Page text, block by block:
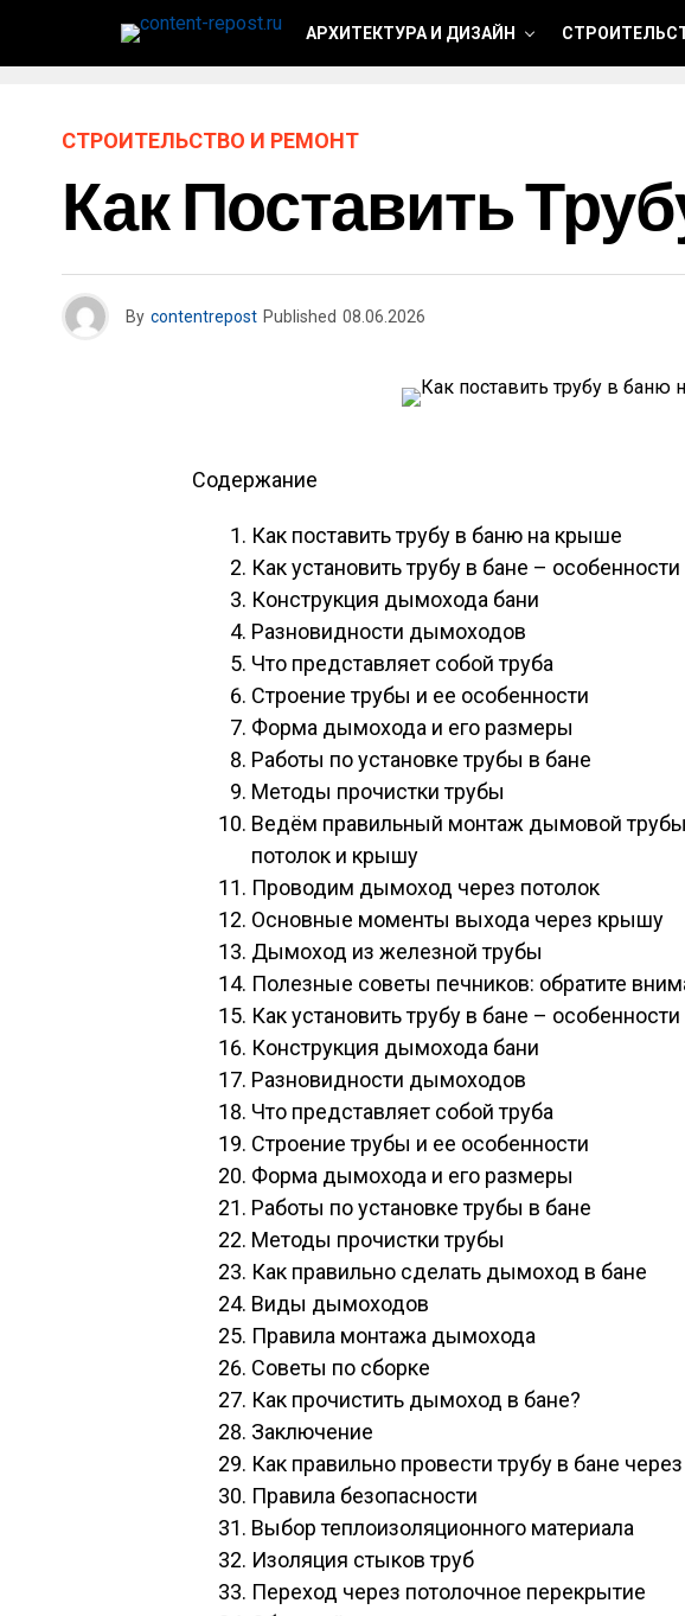
АРХИТЕКТУРА И ДИЗАЙН
СТРОИТЕЛЬСТВО И РЕМОНТ
Как Поставить
By contentrepost Published 08.06.2026
Содержание
Как поставить трубу в баню на крыше
Как установить трубу в бане –
Конструкция дымохода бани
Разновидности дымоходов
Что представляет собой труба
Строение трубы и ее особенности
Форма дымохода и его размеры
Работы по установке трубы в бане
Методы прочистки трубы
Ведём правильный монтаж дымовой
потолок и крышу
Проводим дымоход через потолок
Основные моменты выхода через крышу
Дымоход из железной трубы
Полезные советы печников: обратите
Как установить трубу в бане –
Конструкция дымохода бани
Разновидности дымоходов
Что представляет собой труба
Строение трубы и ее особенности
Форма дымохода и его размеры
Работы по установке трубы в бане
Методы прочистки трубы
Как правильно сделать дымоход в бане
Виды дымоходов
Правила монтажа дымохода
Советы по сборке
Как прочистить дымоход в бане?
Заключение
Как правильно провести трубу в бане
Правила безопасности
Выбор теплоизоляционного материала
Изоляция стыков труб
Переход через потолочное перекрытие